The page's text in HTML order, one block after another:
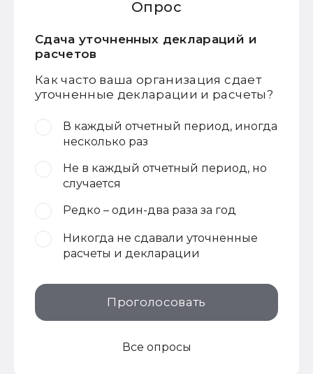
Опрос
Сдача уточненных деклараций и
расчетов
Как часто ваша организация сдает
уточненные декларации и расчеты?
В каждый отчетный период, иногда
несколько раз
Не в каждый отчетный период, но
случается
Редко – один-два раза за год
Никогда не сдавали уточненные
расчеты и декларации
Проголосовать
Все опросы